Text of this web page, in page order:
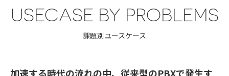
USECASE BY PROBLEMS
課題別ユースケース
加速する時代の流れの中、従来型のPBXで発生す